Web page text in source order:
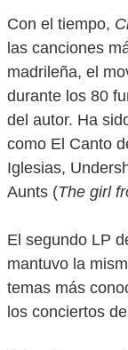
Con el tiempo,
las canciones
madrileña, el
durante los 80
del autor. Ha
como El Canto
Iglesias,
Aunts (The girl
El segundo LP
mantuvo la
temas más
los conciertos